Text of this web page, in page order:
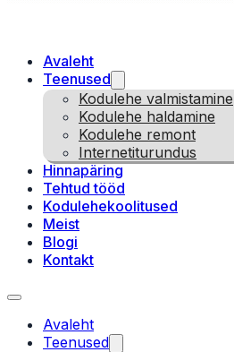
Avaleht
Teenused
Kodulehe valmistamine
Kodulehe haldamine
Kodulehe remont
Internetiturundus
Hinnapäring
Tehtud tööd
Kodulehekoolitused
Meist
Blogi
Kontakt
Avaleht
Teenused